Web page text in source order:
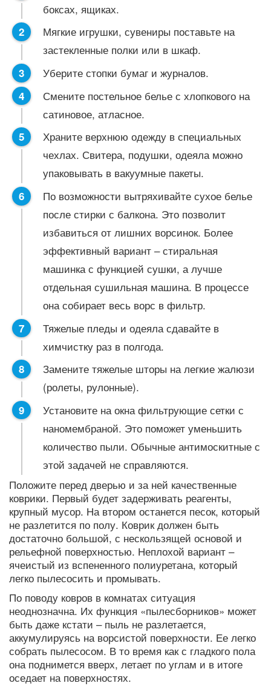
боксах, ящиках.
Мягкие игрушки, сувениры поставьте на
застекленные полки или в шкаф.
Уберите стопки бумаг и журналов.
Смените постельное белье с хлопкового на
сатиновое, атласное.
Храните верхнюю одежду в специальных
чехлах. Свитера, подушки, одеяла можно
упаковывать в вакуумные пакеты.
По возможности вытряхивайте сухое белье
после стирки с балкона. Это позволит
избавиться от лишних ворсинок. Более
эффективный вариант – стиральная
машинка с функцией сушки, а лучше
отдельная сушильная машина. В процессе
она собирает весь ворс в фильтр.
Тяжелые пледы и одеяла сдавайте в
химчистку раз в полгода.
Замените тяжелые шторы на легкие жалюзи
(ролеты, рулонные).
Установите на окна фильтрующие сетки с
наномембраной. Это поможет уменьшить
количество пыли. Обычные антимоскитные с
этой задачей не справляются.
Положите перед дверью и за ней качественные
коврики. Первый будет задерживать реагенты,
крупный мусор. На втором останется песок, который
не разлетится по полу. Коврик должен быть
достаточно большой, с нескользящей основой и
рельефной поверхностью. Неплохой вариант –
ячеистый из вспененного полиуретана, который
легко пылесосить и промывать.
По поводу ковров в комнатах ситуация
неоднозначна. Их функция «пылесборников» может
быть даже кстати – пыль не разлетается,
аккумулируясь на ворсистой поверхности. Ее легко
собрать пылесосом. В то время как с гладкого пола
она поднимется вверх, летает по углам и в итоге
оседает на поверхностях.